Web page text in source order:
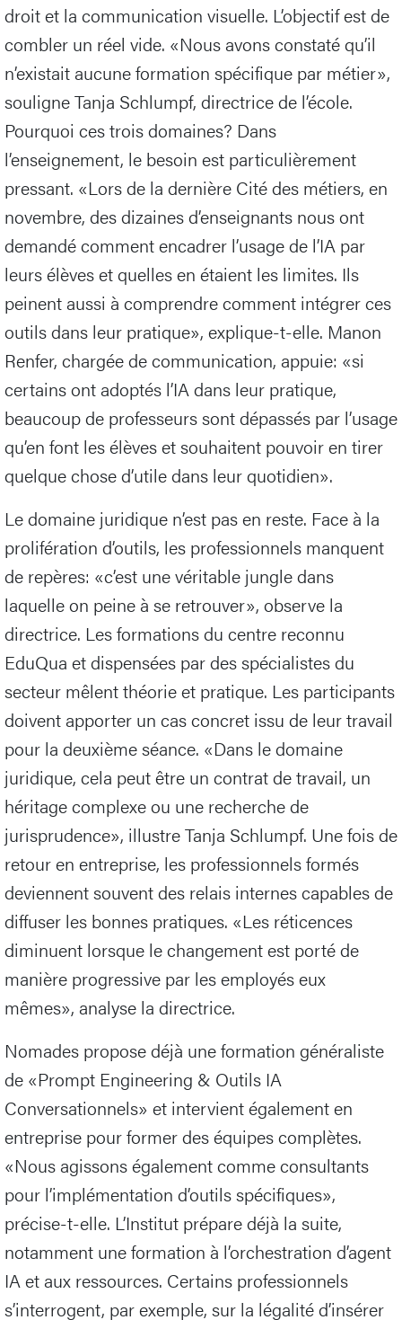
droit et la communication visuelle. L’objectif est de
combler un réel vide. «Nous avons constaté qu’il
n’existait aucune formation spécifique par métier»,
souligne Tanja Schlumpf, directrice de l’école.
Pourquoi ces trois domaines? Dans
l’enseignement, le besoin est particulièrement
pressant. «Lors de la dernière Cité des métiers, en
novembre, des dizaines d’enseignants nous ont
demandé comment encadrer l’usage de l’IA par
leurs élèves et quelles en étaient les limites. Ils
peinent aussi à comprendre comment intégrer ces
outils dans leur pratique», explique-t-elle. Manon
Renfer, chargée de communication, appuie: «si
certains ont adoptés l’IA dans leur pratique,
beaucoup de professeurs sont dépassés par l’usage
qu’en font les élèves et souhaitent pouvoir en tirer
quelque chose d’utile dans leur quotidien».
Le domaine juridique n’est pas en reste. Face à la
prolifération d’outils, les professionnels manquent
de repères: «c’est une véritable jungle dans
laquelle on peine à se retrouver», observe la
directrice. Les formations du centre reconnu
EduQua et dispensées par des spécialistes du
secteur mêlent théorie et pratique. Les participants
doivent apporter un cas concret issu de leur travail
pour la deuxième séance. «Dans le domaine
juridique, cela peut être un contrat de travail, un
héritage complexe ou une recherche de
jurisprudence», illustre Tanja Schlumpf. Une fois de
retour en entreprise, les professionnels formés
deviennent souvent des relais internes capables de
diffuser les bonnes pratiques. «Les réticences
diminuent lorsque le changement est porté de
manière progressive par les employés eux
mêmes», analyse la directrice.
Nomades propose déjà une formation généraliste
de «Prompt Engineering & Outils IA
Conversationnels» et intervient également en
entreprise pour former des équipes complètes.
«Nous agissons également comme consultants
pour l’implémentation d’outils spécifiques»,
précise-t-elle. L’Institut prépare déjà la suite,
notamment une formation à l’orchestration d’agent
IA et aux ressources. Certains professionnels
s’interrogent, par exemple, sur la légalité d’insérer